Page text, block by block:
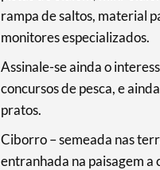
rampa de saltos, material
monitores especializados.
Assinale-se ainda o
concursos de pesca, e
pratos.
Ciborro – semeada nas
entranhada na paisagem a